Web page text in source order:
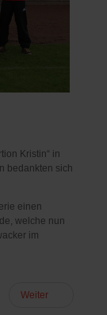
Kristin“ in
bedankten sich
einen
welche nun
im
Weiter